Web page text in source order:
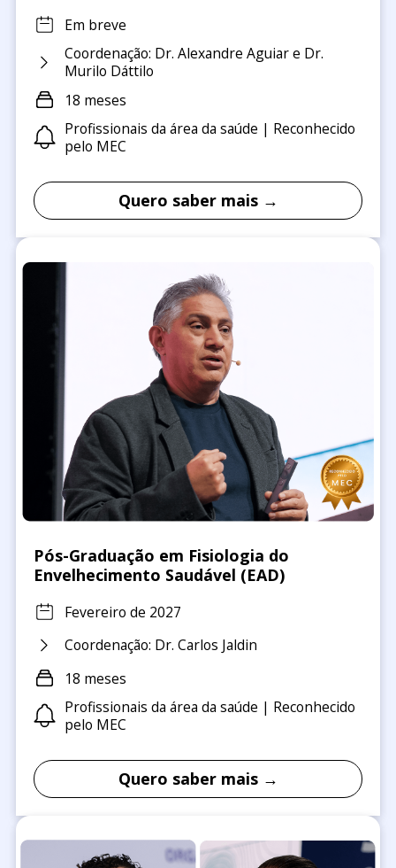
Em breve
Coordenação: Dr. Alexandre Aguiar e Dr.
Murilo Dáttilo
18 meses
Profissionais da área da saúde | Reconhecido
pelo MEC
Quero saber mais →
Pós-Graduação em Fisiologia do
Envelhecimento Saudável (EAD)
Fevereiro de 2027
Coordenação: Dr. Carlos Jaldin
18 meses
Profissionais da área da saúde | Reconhecido
pelo MEC
Quero saber mais →